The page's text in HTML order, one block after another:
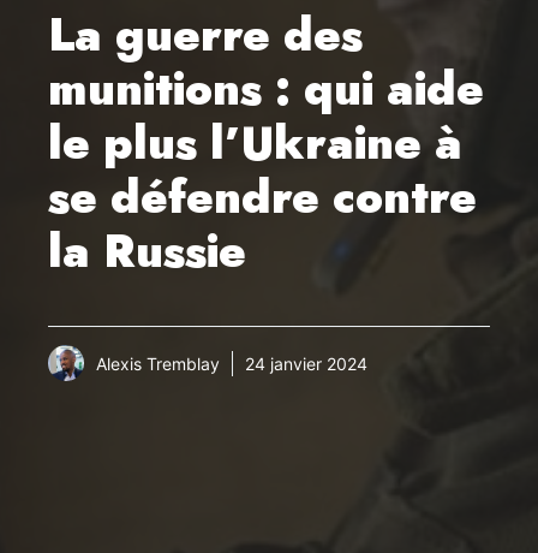
La guerre des
munitions : qui aide
le plus l’Ukraine à
se défendre contre
la Russie
Alexis Tremblay 24 janvier 2024